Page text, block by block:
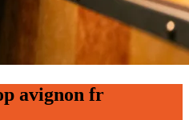
avignon fr